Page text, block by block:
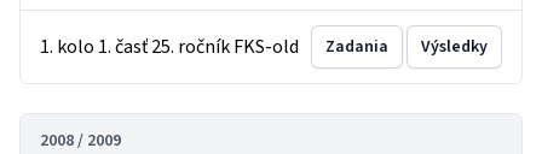
1. kolo 1. časť 25. ročník FKS-old Zadania Výsledky
2008 / 2009